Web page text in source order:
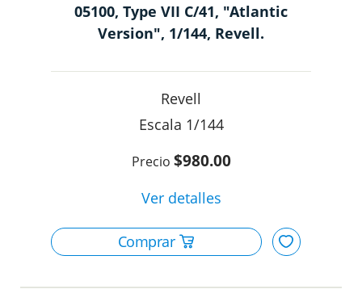
05100, Type VII C/41, "Atlantic
Version", 1/144, Revell.
Revell
1/144
$980.00